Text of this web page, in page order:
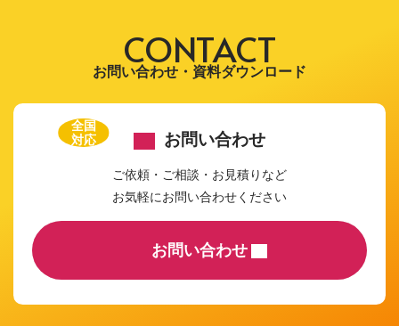
CONTACT
お問い合わせ・資料ダウンロード
全国
対応
お問い合わせ
ご依頼・ご相談・お見積りなど
お気軽にお問い合わせください
お問い合わせ